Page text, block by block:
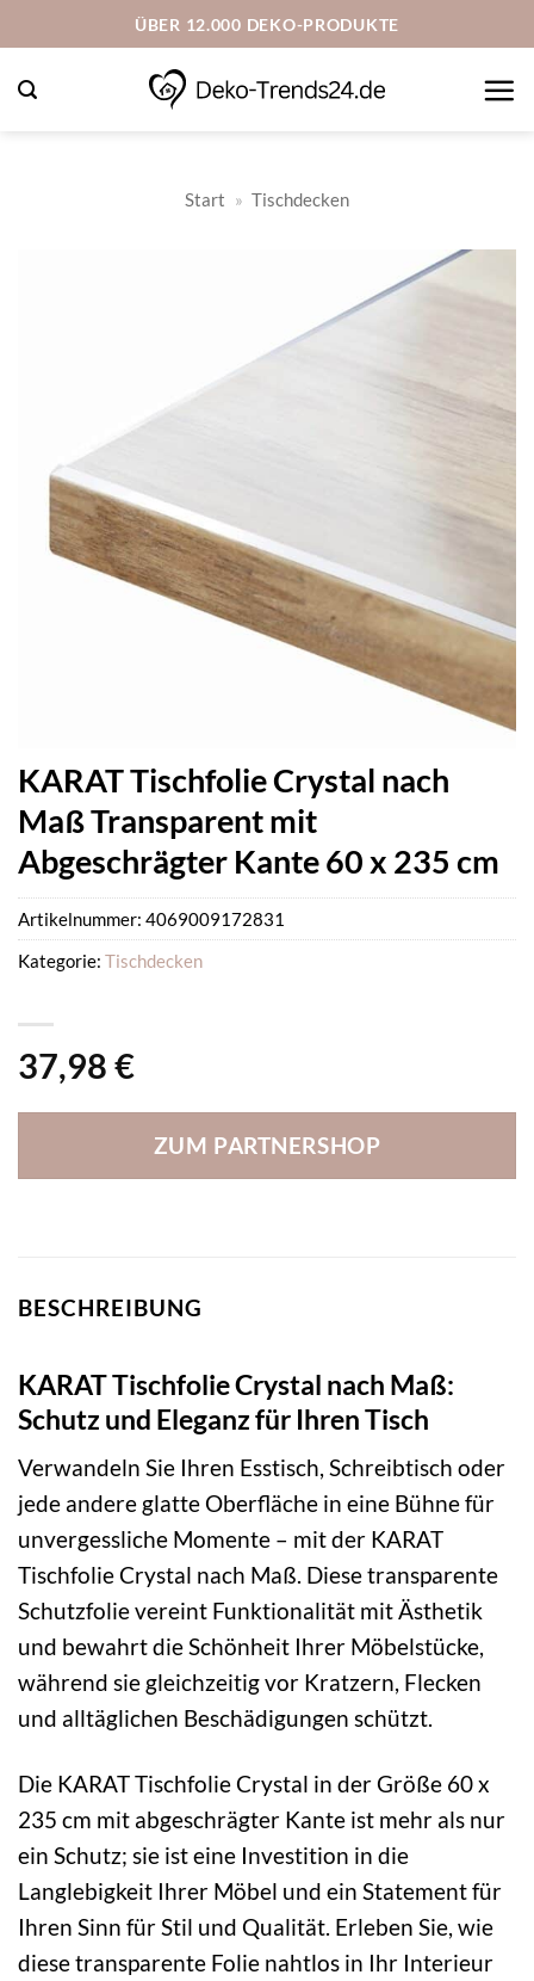
Inhalt
springen
ÜBER 12.000 DEKO-PRODUKTE
Start » Tischdecken
KARAT Tischfolie Crystal nach
Maß Transparent mit
Abgeschrägter Kante 60 x 235 cm
37,98 €
ZUM PARTNERSHOP
Artikelnummer: 4069009172831
Kategorie: Tischdecken
BESCHREIBUNG
KARAT Tischfolie Crystal nach Maß:
Schutz und Eleganz für Ihren Tisch
Verwandeln Sie Ihren Esstisch, Schreibtisch oder
jede andere glatte Oberfläche in eine Bühne für
unvergessliche Momente – mit der KARAT
Tischfolie Crystal nach Maß. Diese transparente
Schutzfolie vereint Funktionalität mit Ästhetik
und bewahrt die Schönheit Ihrer Möbelstücke,
während sie gleichzeitig vor Kratzern, Flecken
und alltäglichen Beschädigungen schützt.
Die KARAT Tischfolie Crystal in der Größe 60 x
235 cm mit abgeschrägter Kante ist mehr als nur
ein Schutz; sie ist eine Investition in die
Langlebigkeit Ihrer Möbel und ein Statement für
Ihren Sinn für Stil und Qualität. Erleben Sie, wie
diese transparente Folie nahtlos in Ihr Interieur